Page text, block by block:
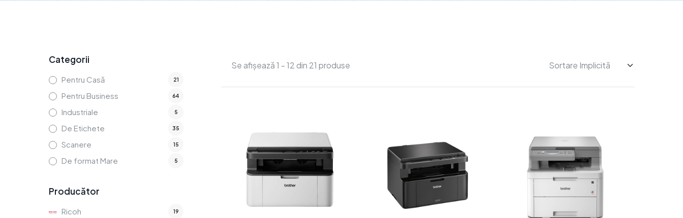
Se afișează 1 - 12 din 21 produse
Categorii
Pentru Casă 21
Pentru Business 64
Industriale 5
De Etichete 35
Scanere 15
De format Mare 5
Producător
Ricoh 19